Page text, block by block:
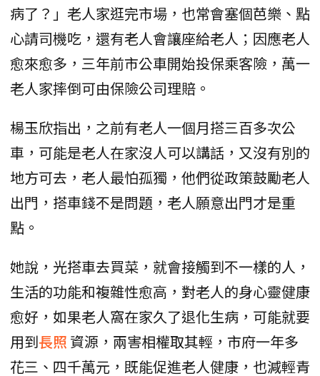
病了？」老人家逛完市場，也常會塞個芭樂、點
心請司機吃，還有老人會讓座給老人；因應老人
愈來愈多，三年前市公車開始投保乘客險，萬一
老人家摔倒可由保險公司理賠。
楊玉欣指出，之前有老人一個月搭三百多次公
車，可能是老人在家沒人可以講話，又沒有別的
地方可去，老人最怕孤獨，他們從政策鼓勵老人
出門，搭車錢不是問題，老人願意出門才是重
點。
她說，光搭車去買菜，就會接觸到不一樣的人，
生活的功能和複雜性愈高，對老人的身心靈健康
愈好，如果老人窩在家久了退化生病，可能就要
用到長照 資源，兩害相權取其輕，市府一年多
花三、四千萬元，既能促進老人健康，也減輕青